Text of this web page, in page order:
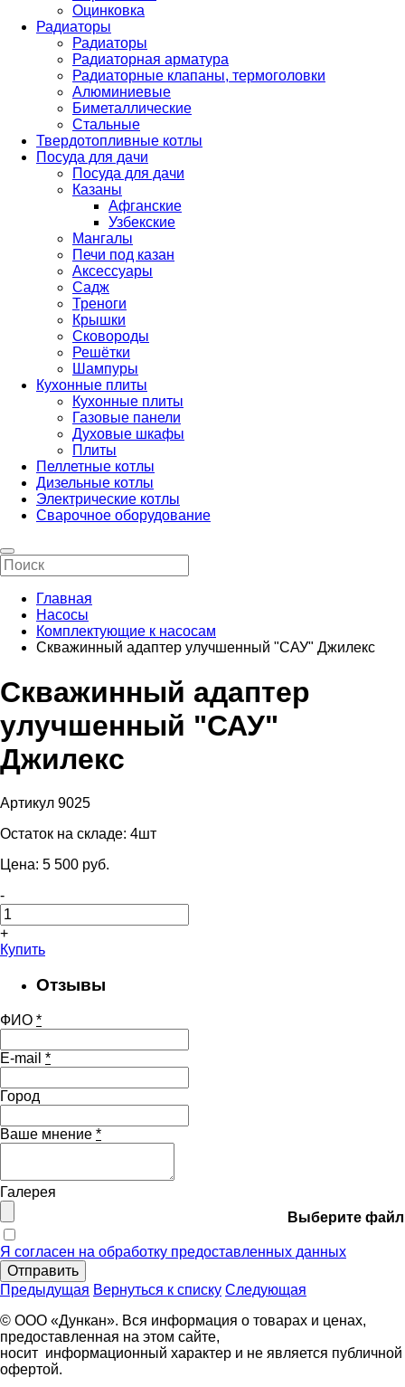
Оцинковка
Радиаторы
Радиаторы
Радиаторная арматура
Радиаторные клапаны, термоголовки
Алюминиевые
Биметаллические
Стальные
Твердотопливные котлы
Посуда для дачи
Посуда для дачи
Казаны
Афганские
Узбекские
Мангалы
Печи под казан
Аксессуары
Садж
Треноги
Крышки
Сковороды
Решётки
Шампуры
Кухонные плиты
Кухонные плиты
Газовые панели
Духовые шкафы
Плиты
Пеллетные котлы
Дизельные котлы
Электрические котлы
Сварочное оборудование
Главная
Насосы
Комплектующие к насосам
Скважинный адаптер улучшенный "САУ" Джилекс
Скважинный адаптер
улучшенный "САУ"
Джилекс
Артикул 9025
Остаток на складе: 4шт
Цена: 5 500 pуб.
-
+
Купить
Отзывы
ФИО *
E-mail *
Город
Ваше мнение *
Галерея
Выберите файл
Я согласен на обработку предоставленных данных
Отправить
Предыдущая Вернуться к списку Следующая
© ООО «Дункан». Вся информация о товарах и ценах,
предоставленная на этом сайте,
носит информационный характер и не является публичной
офертой.